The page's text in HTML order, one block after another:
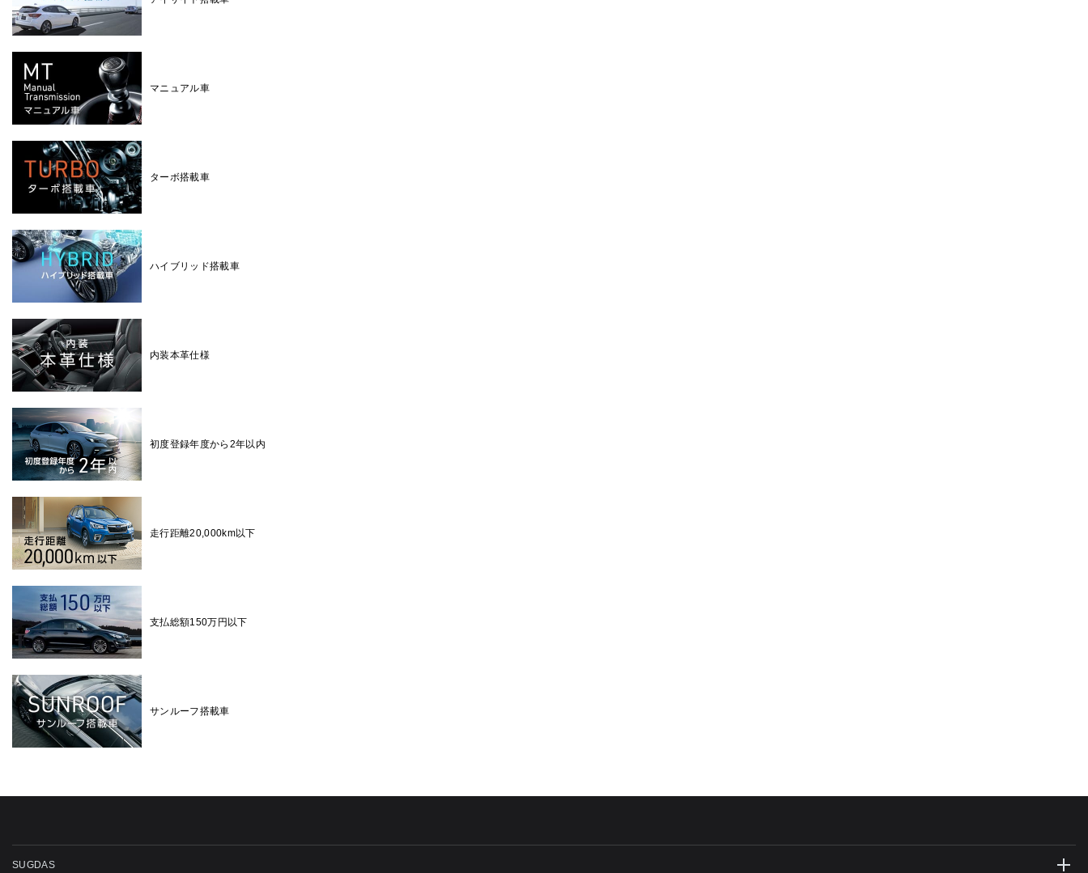
マニュアル車
ターボ搭載車
ハイブリッド搭載車
内装本革仕様
初度登録年度から2年以内
走行距離20,000km以下
支払総額150万円以下
サンルーフ搭載車
SUGDAS